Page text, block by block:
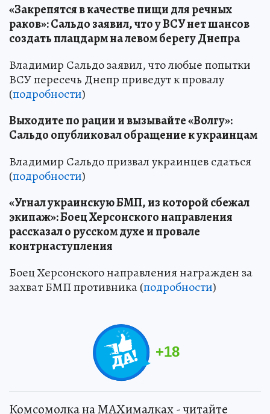
«Закрепятся в качестве пищи для речных
раков»: Сальдо заявил, что у ВСУ нет шансов
создать плацдарм на левом берегу Днепра
Владимир Сальдо заявил, что любые попытки
ВСУ пересечь Днепр приведут к провалу
(подробности)
Выходите по рации и вызывайте «Волгу»:
Сальдо опубликовал обращение к украинцам
Владимир Сальдо призвал украинцев сдаться
(подробности)
«Угнал украинскую БМП, из которой сбежал
экипаж»: Боец Херсонского направления
рассказал о русском духе и провале
контрнаступления
Боец Херсонского направления награжден за
захват БМП противника (подробности)
+18
Комсомолка на MAXималках - читайте